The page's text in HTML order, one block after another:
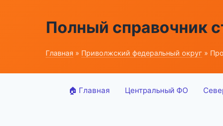
Полный справочник
Главная » Приволжский федеральный округ »
🏠 Главная Центральный ФО